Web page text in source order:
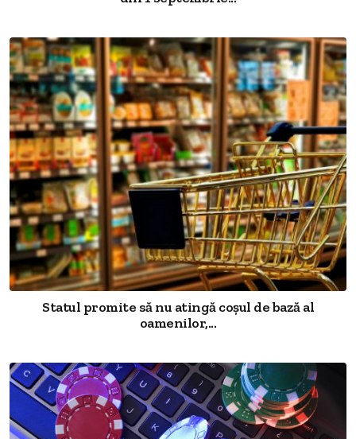
Statul promite să nu atingă coșul de bază al
oamenilor,...